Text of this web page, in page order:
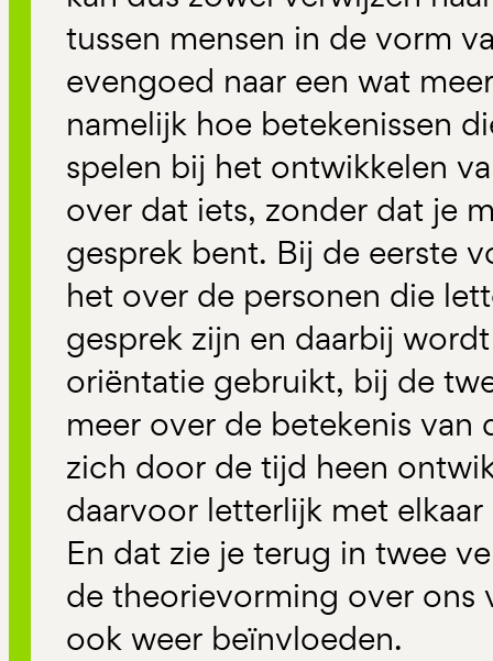
tussen mensen in de vorm
evengoed naar een wat
namelijk hoe betekenissen
spelen bij het ontwikkelen
over dat iets, zonder dat je
gesprek bent. Bij de eerste
het over de personen die
gesprek zijn en daarbij
oriëntatie gebruikt, bij de
meer over de betekenis
zich door de tijd heen
daarvoor letterlijk met
En dat zie je terug in twee
de theorievorming over ons
ook weer beïnvloeden.